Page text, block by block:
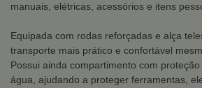
manuais, elétricas, acessórios e itens
Equipada com rodas reforçadas e alça
transporte mais prático e confortável
Possui ainda compartimento com
água, ajudando a proteger ferramentas,